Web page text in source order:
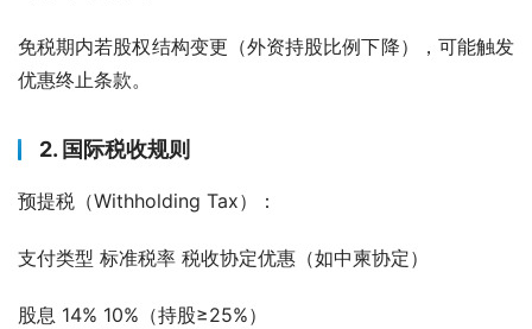
免税期内若股权结构变更（外资持股比例下降），可能触发
优惠终止条款。
2. 国际税收规则
预提税（Withholding Tax）：
支付类型 标准税率 税收协定优惠（如中柬协定）
股息 14% 10%（持股≥25%）